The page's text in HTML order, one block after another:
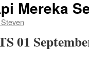
Mereka
01